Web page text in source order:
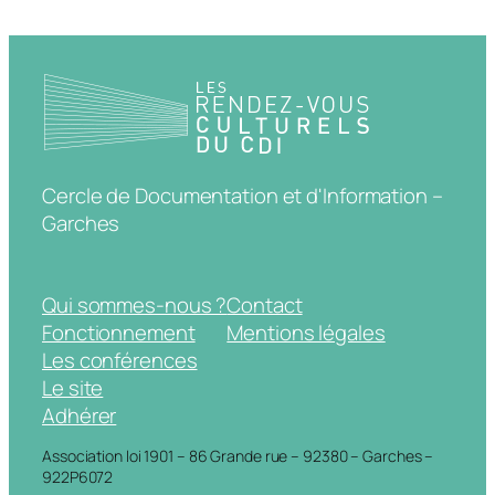
Cercle de Documentation et d'Information –
Garches
Qui sommes-nous ?
Fonctionnement
Les conférences
Le site
Adhérer
Contact
Mentions légales
Association loi 1901 – 86 Grande rue – 92380 – Garches –
922P6072